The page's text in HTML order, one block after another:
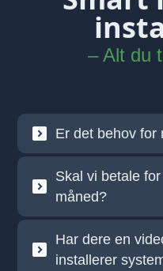
– Alt du
Er det behov for
Skal vi betale
måned?
Har dere en
installerer